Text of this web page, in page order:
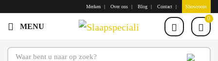
Merken Over ons Blog Contact Showroom
0